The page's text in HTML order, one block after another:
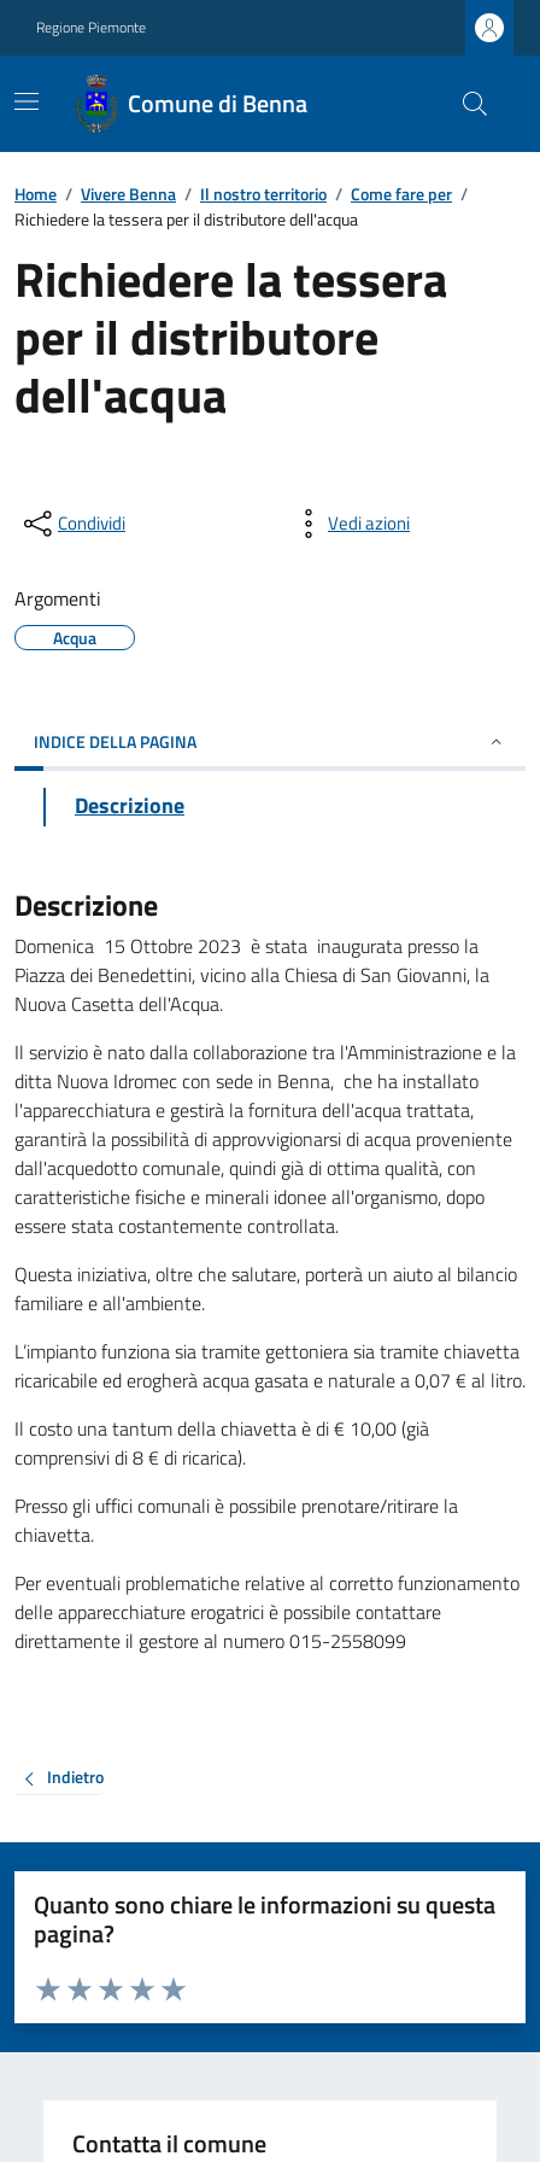
Regione Piemonte
Comune di Benna
Home / Vivere Benna / Il nostro territorio / Come fare per /
Richiedere la tessera per il distributore dell'acqua
Richiedere la tessera
per il distributore
dell'acqua
Condividi Vedi azioni
Argomenti
Acqua
INDICE DELLA PAGINA
Descrizione
Descrizione
Domenica 15 Ottobre 2023 è stata inaugurata presso la
Piazza dei Benedettini, vicino alla Chiesa di San Giovanni, la
Nuova Casetta dell'Acqua.
Il servizio è nato dalla collaborazione tra l'Amministrazione e la
ditta Nuova Idromec con sede in Benna, che ha installato
l'apparecchiatura e gestirà la fornitura dell'acqua trattata,
garantirà la possibilità di approvvigionarsi di acqua proveniente
dall'acquedotto comunale, quindi già di ottima qualità, con
caratteristiche fisiche e minerali idonee all'organismo, dopo
essere stata costantemente controllata.
Questa iniziativa, oltre che salutare, porterà un aiuto al bilancio
familiare e all'ambiente.
L’impianto funziona sia tramite gettoniera sia tramite chiavetta
ricaricabile ed erogherà acqua gasata e naturale a 0,07 € al litro.
Il costo una tantum della chiavetta è di € 10,00 (già
comprensivi di 8 € di ricarica).
Presso gli uffici comunali è possibile prenotare/ritirare la
chiavetta.
Per eventuali problematiche relative al corretto funzionamento
delle apparecchiature erogatrici è possibile contattare
direttamente il gestore al numero 015-2558099
Indietro
Quanto sono chiare le informazioni su questa
pagina?
Valuta da 1 a 5 stelle la pagina
Valuta 5 stelle su 5
Valuta 4 stelle su 5
Valuta 3 stelle su 5
Valuta 2 stelle su 5
Valuta 1 stelle su 5
Contatta il comune